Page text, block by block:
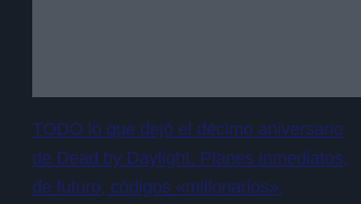
TODO lo que dejó el décimo aniversario
de Dead by Daylight. Planes inmediatos,
de futuro, códigos «millonarios»,